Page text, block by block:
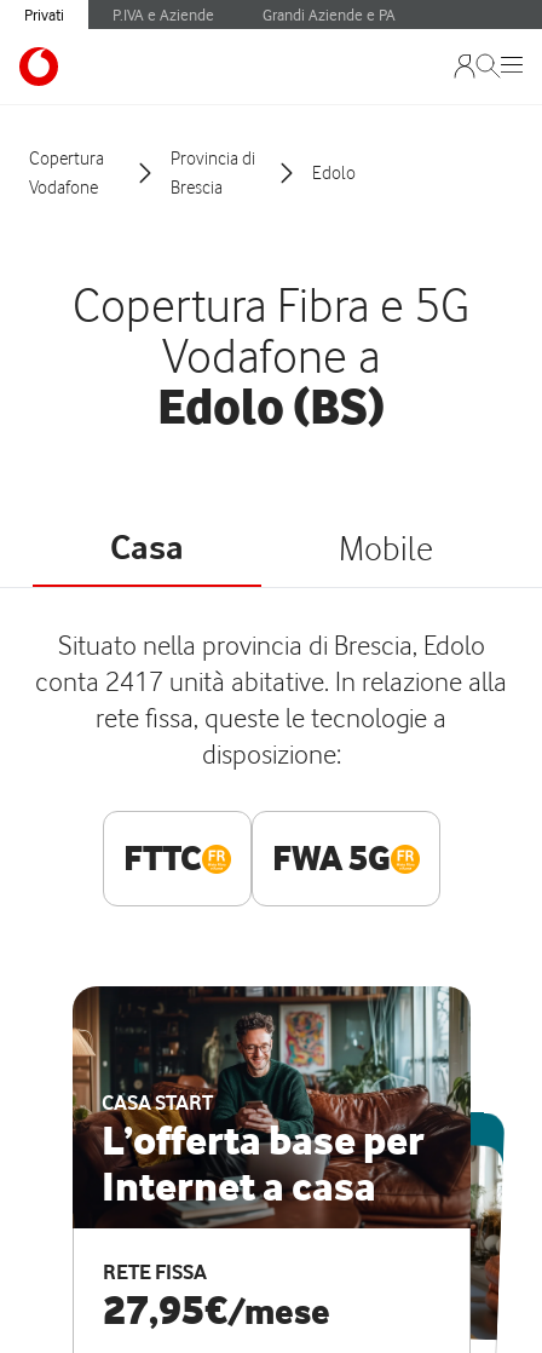
Privati P.IVA e Aziende Grandi Aziende e PA
Copertura
Vodafone
Provincia di
Brescia
Edolo
Copertura Fibra e 5G
Vodafone a
Edolo (BS)
Casa Mobile
Situato nella provincia di Brescia, Edolo
conta 2417 unità abitative. In relazione alla
rete fissa, queste le tecnologie a
disposizione:
FTTC FWA 5G
CASA START
L’offerta base per
Internet a casa
RETE FISSA
27,95€/mese
ESCLUSIVA ONLINE
CASA PRO
Internet veloce e
vantaggi speciali